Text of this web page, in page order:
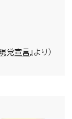
党宣言』より）